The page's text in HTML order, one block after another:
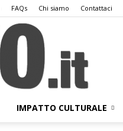
FAQs Chi siamo Contattaci
IMPATTO CULTURALE